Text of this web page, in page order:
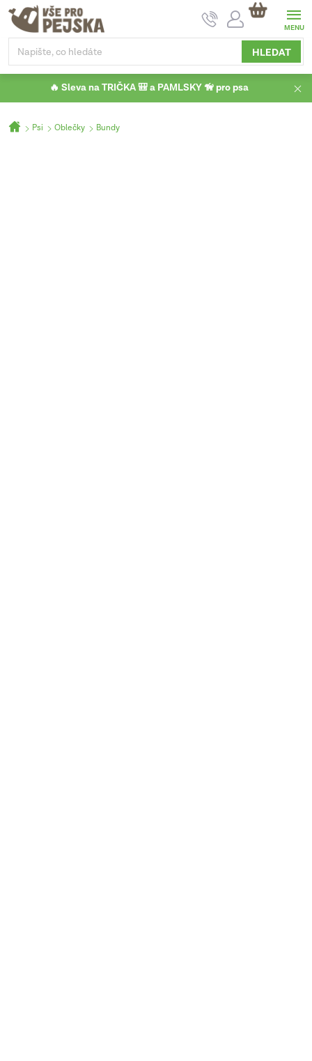
Přejít
obsah
HLEDAT
NÁKUPNÍ
KOŠÍK
🔥 Sleva na TRIČKA 🎒 a PAMLSKY 🦮 pro psa
Domů
Psi Oblečky Bundy